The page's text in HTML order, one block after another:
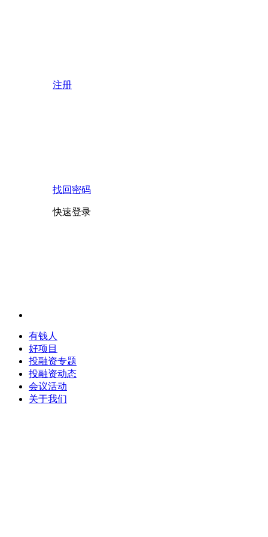
注册
找回密码
快速登录
有钱人
好项目
投融资专题
投融资动态
会议活动
关于我们